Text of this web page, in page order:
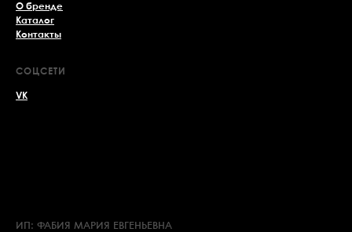
О бренде
Каталог
Контакты
СОЦСЕТИ
VK
ИП: ФАБИЯ МАРИЯ ЕВГЕНЬЕВНА